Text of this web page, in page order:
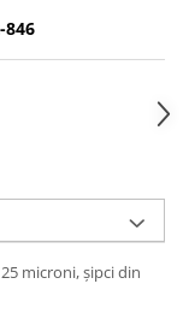
846
microni, şipci din